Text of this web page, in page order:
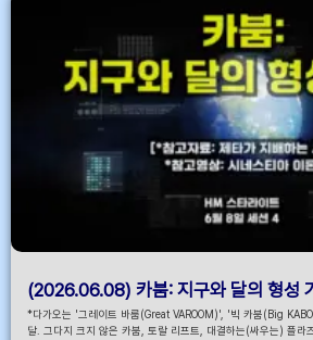
(2026.06.08) 카붐: 지구와 달의 형성
*다가오는 '그레이트 바룸(Great VAROOM)', '빅 카붐(Big
달. 그다지 크지 않은 카붐, 토랄 리프트, 대결하는(싸우는) 플라